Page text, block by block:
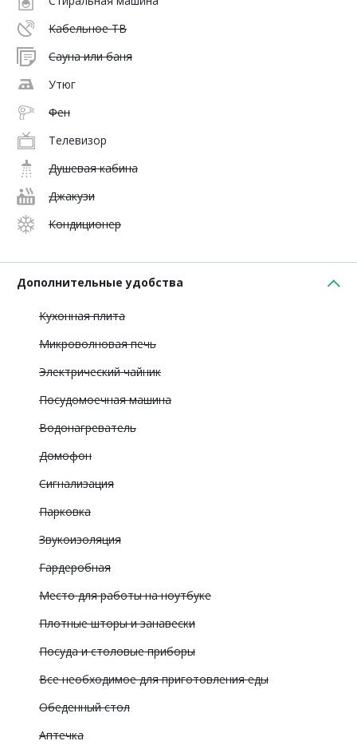
Кабельное ТВ
Сауна или баня
Утюг
Фен
Телевизор
Душевая кабина
Джакузи
Кондиционер
Дополнительные удобства
Кухонная плита
Микроволновая печь
Электрический чайник
Посудомоечная машина
Водонагреватель
Домофон
Сигнализация
Парковка
Звукоизоляция
Гардеробная
Место для работы на ноутбуке
Плотные шторы и занавески
Посуда и столовые приборы
Все необходимое для приготовления еды
Обеденный стол
Аптечка